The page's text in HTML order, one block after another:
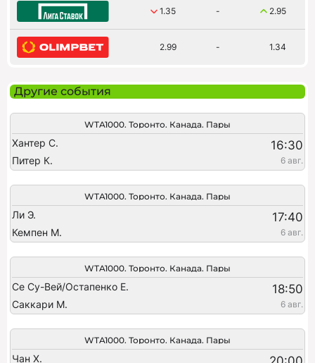
1.35 - 2.95
2.99 - 1.34
Другие события
WTA1000. Торонто. Канада. Пары
Хантер С. 16:30
Питер К. 6 авг.
WTA1000. Торонто. Канада. Пары
Ли Э. 17:40
Кемпен М. 6 авг.
WTA1000. Торонто. Канада. Пары
Се Су-Вей/Остапенко Е. 18:50
Саккари М. 6 авг.
WTA1000. Торонто. Канада. Пары
Чан Х.